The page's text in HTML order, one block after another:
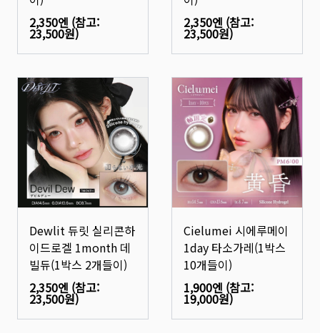
2,350엔 (참고:
23,500원)
2,350엔 (참고:
23,500원)
Dewlit 듀릿 실리콘하
이드로겔 1month 데
빌듀(1박스 2개들이)
2,350엔 (참고:
23,500원)
Cielumei 시에루메이
1day 타소가레(1박스
10개들이)
1,900엔 (참고:
19,000원)